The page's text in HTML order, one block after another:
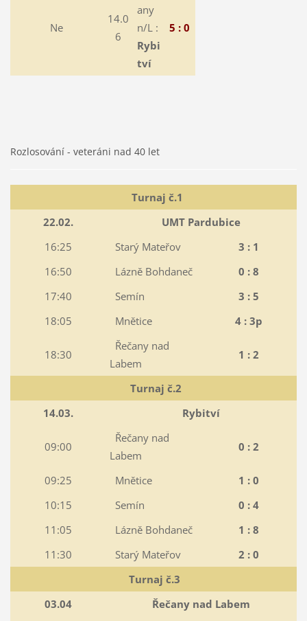
Ne
14.0
6
any
n/L :
Rybi
tví
5 : 0
Rozlosování - veteráni nad 40 let
Turnaj č.1
22.02.
UMT Pardubice
16:25
Starý Mateřov
3 : 1
16:50
Lázně Bohdaneč
0 : 8
17:40
Semín
3 : 5
18:05
Mnětice 4 : 3p
18:30
Řečany nad
Labem
1 : 2
Turnaj č.2
14.03.
Rybitví
09:00
Řečany nad
Labem
0 : 2
09:25 Mnětice
1 : 0
10:15
Semín
0 : 4
11:05
Lázně Bohdaneč
1 : 8
11:30
Starý Mateřov
2 : 0
Turnaj č.3
03.04
Řečany nad Labem